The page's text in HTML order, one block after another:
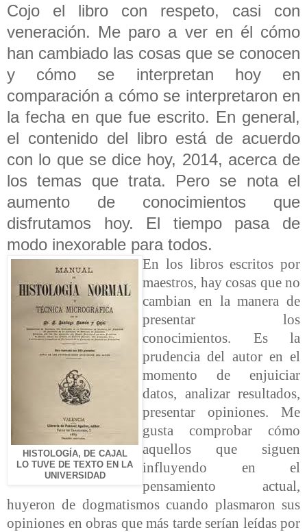
Cojo el libro con respeto, casi con
veneración. Me paro a ver en él cómo
han cambiado las cosas que se conocen
y cómo se interpretan hoy en
comparación a cómo se interpretaron en
la fecha en que fue escrito. En general,
el contenido del libro está de acuerdo
con lo que se dice hoy, 2014, acerca de
los temas que trata. Pero se nota el
aumento de conocimientos que
disfrutamos hoy. El tiempo pasa de
modo inexorable para todos.
HISTOLOGÍA, DE CAJAL
LO TUVE DE TEXTO EN LA
UNIVERSIDAD
En los libros escritos por
maestros, hay cosas que no
cambian en la manera de
presentar los
conocimientos. Es la
prudencia del autor en el
momento de enjuiciar
datos, analizar resultados,
presentar opiniones. Me
gusta comprobar cómo
aquellos que siguen
influyendo en el
pensamiento actual,
huyeron de dogmatismos cuando plasmaron sus
opiniones en obras que más tarde serían leídas por